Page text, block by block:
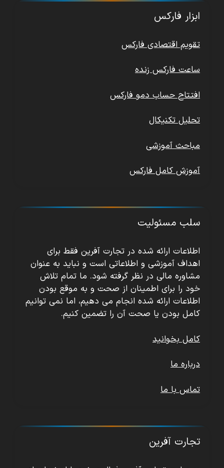
ابزار فارکس
تقویم اقتصادی فارکس
ساعت فارکس زنده
افتتاح حساب دمو فارکس
تحلیل تکنیکال
مباحث آموزشی
آموزش کامل فارکس
سلب مسئولیت
اطلاعات ارائه شده در تجارت آفرین فقط برای
اهداف آموزشی و اطلاعاتی است و نباید به عنوان
مشاوره مالی در نظر گرفته شود. ما تمام تلاش
خود را برای اطمینان از صحت و به موقع بودن
اطلاعات ارائه شده انجام می دهیم، اما نمی توانیم
کامل بودن یا صحت آن را تضمین کنیم.
کامل بخوانید
درباره ما
تماس با ما
تجارت آفرین